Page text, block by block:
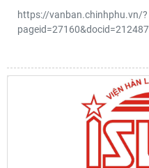
https://vanban.chinhphu.vn/?